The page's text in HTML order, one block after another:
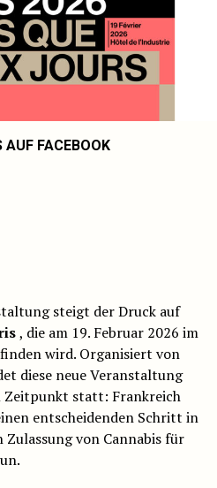
AUF FACEBOOK
steigt der Druck auf
, die am 19. Februar 2026 im
wird. Organisiert von
diese neue Veranstaltung
Zeitpunkt statt: Frankreich
entscheidenden Schritt in
von Cannabis für